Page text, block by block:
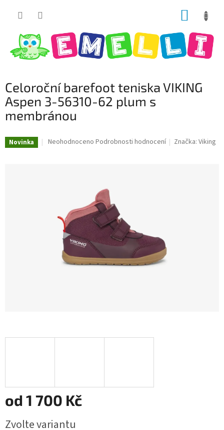
Celoroční barefoot teniska VIKING
Aspen 3-56310-62 plum s
membránou
Novinka
Průměrné
hvězdiček.
Neohodnoceno Podrobnosti hodnocení Značka:Viking
od 1 700 Kč
cena:
Zvolte variantu